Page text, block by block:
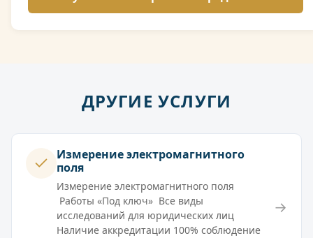
ДРУГИЕ УСЛУГИ
Измерение электромагнитного
поля
Измерение электромагнитного поля
Работы «Под ключ» Все виды
исследований для юридических лиц
Наличие аккредитации 100% соблюдение
→